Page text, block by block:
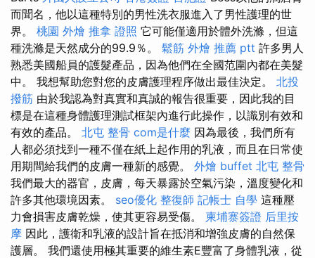
而聞名，他以這種特別的男性洗衣服進入了男性護理的世
界。 桃園 外燴 推拿 證照 它可能僅適用於體外洗滌，但這
種洗滌是天然成分的99.9％。 鬆筋 外燴 推薦 ptt 許多男人
熟悉美國船員的護髮產品，因為他們在全國范圍內都在美髮
中。 我想幫助您對您的皮膚護理程序做出最佳決定。 北投
撥筋 由於我認為對真實和真誠的報告很重要，因此我的目
標是在這種身體護理測試框架內進行此操作，以識別有效和
有效的產品。 北屯 整骨 com是什麼 因為最後，我們所有
人都必須找到一種不僅在紙上起作用的乳液，而且在日常使
用期間給我們的皮膚一種新的感覺。 外燴 buffet 北屯 整骨
我們最大的器官，皮膚，每天暴露於空氣污染，溫度變化和
許多其他環境因素。 seo優化 整復師 記帳士 自學 這種壓
力會損害皮膚乾燥，使其更容易受傷。 柬埔寨簽證 后里按
摩 因此，護衛和乳液的設計旨在抵消和增強皮膚的自然保
護層。 我們還使用極其重要的維生素E豐富了身體乳液，從